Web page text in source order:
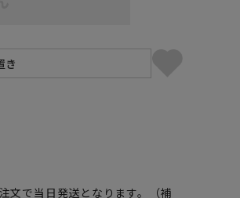
文で当日発送となります。（補